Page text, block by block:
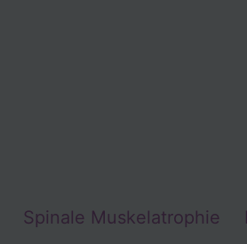
Spinale Muskelatrophie